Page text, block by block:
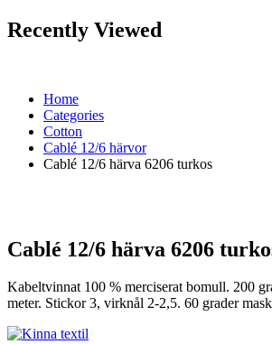
Recently Viewed
Home
Categories
Cotton
Cablé 12/6 härvor
Cablé 12/6 härva 6206 turkos
Cablé 12/6 härva 6206
Kabeltvinnat 100 % merciserat bomull. 200
meter. Stickor 3, virknål 2-2,5. 60 grader